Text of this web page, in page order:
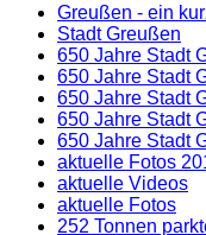
Greußen - ein
Stadt Greußen
650 Jahre Stadt
650 Jahre Stadt
650 Jahre Stadt
650 Jahre Stadt
650 Jahre Stadt
aktuelle Fotos
aktuelle Videos
aktuelle Fotos
252 Tonnen